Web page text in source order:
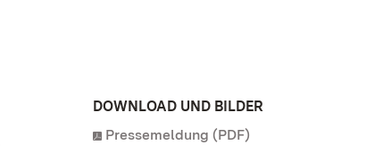
DOWNLOAD UND BILDER
Pressemeldung (PDF)